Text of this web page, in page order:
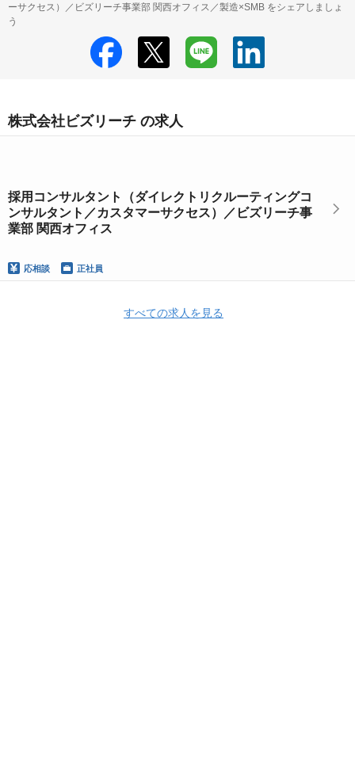
ーサクセス）／ビズリーチ事業部 関西オフィス／製造×SMB をシェアしましょ
う
株式会社ビズリーチ の求人
採用コンサルタント（ダイレクトリクルーティングコ
ンサルタント／カスタマーサクセス）／ビズリーチ事
業部 関西オフィス
応相談 正社員
すべての求人を見る